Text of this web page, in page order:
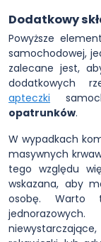
Dodatkowy
Powyższe
samochodowej,
zalecane jest,
dodatkowych
apteczki
opatrunków.
W wypadkach
masywnych
tego względu
wskazana, aby
osobę. Warto